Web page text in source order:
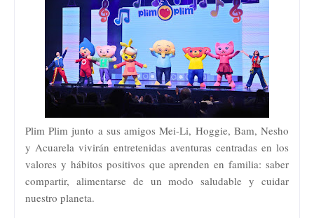
Plim Plim junto a sus amigos Mei-Li, Hoggie, Bam, Nesho
y Acuarela vivirán entretenidas aventuras centradas en los
valores y hábitos positivos que aprenden en familia: saber
compartir, alimentarse de un modo saludable y cuidar
nuestro planeta.